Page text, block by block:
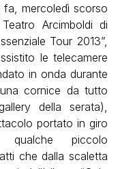
fa, mercoledì scorso
Arcimboldi di
Tour 2013”,
le telecamere
in onda durante
cornice da tutto
della serata),
portato in giro
piccolo
che dalla scaletta